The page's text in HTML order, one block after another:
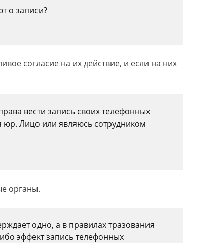
о записи?
согласие на их действие, и если на них
вести запись своих телефонных
юр. Лицо или являюсь сотрудником
органы.
одно, а в правилах тразования
эффект запись телефонных